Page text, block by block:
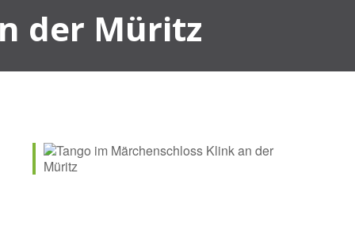
der Müritz